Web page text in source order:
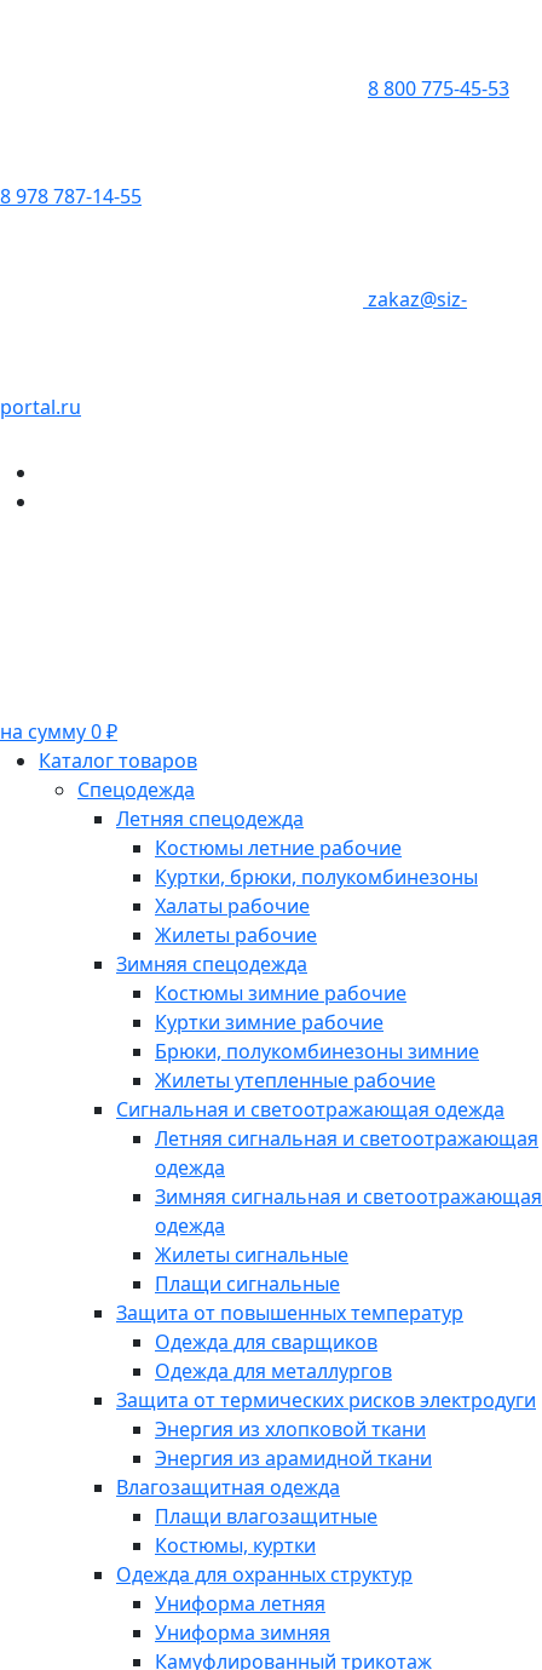
8 800 775-45-53
8 978 787-14-55
zakaz@siz-
portal.ru
на сумму 0 ₽
Каталог товаров
Спецодежда
Летняя спецодежда
Костюмы летние рабочие
Куртки, брюки, полукомбинезоны
Халаты рабочие
Жилеты рабочие
Зимняя спецодежда
Костюмы зимние рабочие
Куртки зимние рабочие
Брюки, полукомбинезоны зимние
Жилеты утепленные рабочие
Сигнальная и светоотражающая одежда
Летняя сигнальная и светоотражающая
одежда
Зимняя сигнальная и светоотражающая
одежда
Жилеты сигнальные
Плащи сигнальные
Защита от повышенных температур
Одежда для сварщиков
Одежда для металлургов
Защита от термических рисков электродуги
Энергия из хлопковой ткани
Энергия из арамидной ткани
Влагозащитная одежда
Плащи влагозащитные
Костюмы, куртки
Одежда для охранных структур
Униформа летняя
Униформа зимняя
Камуфлированный трикотаж